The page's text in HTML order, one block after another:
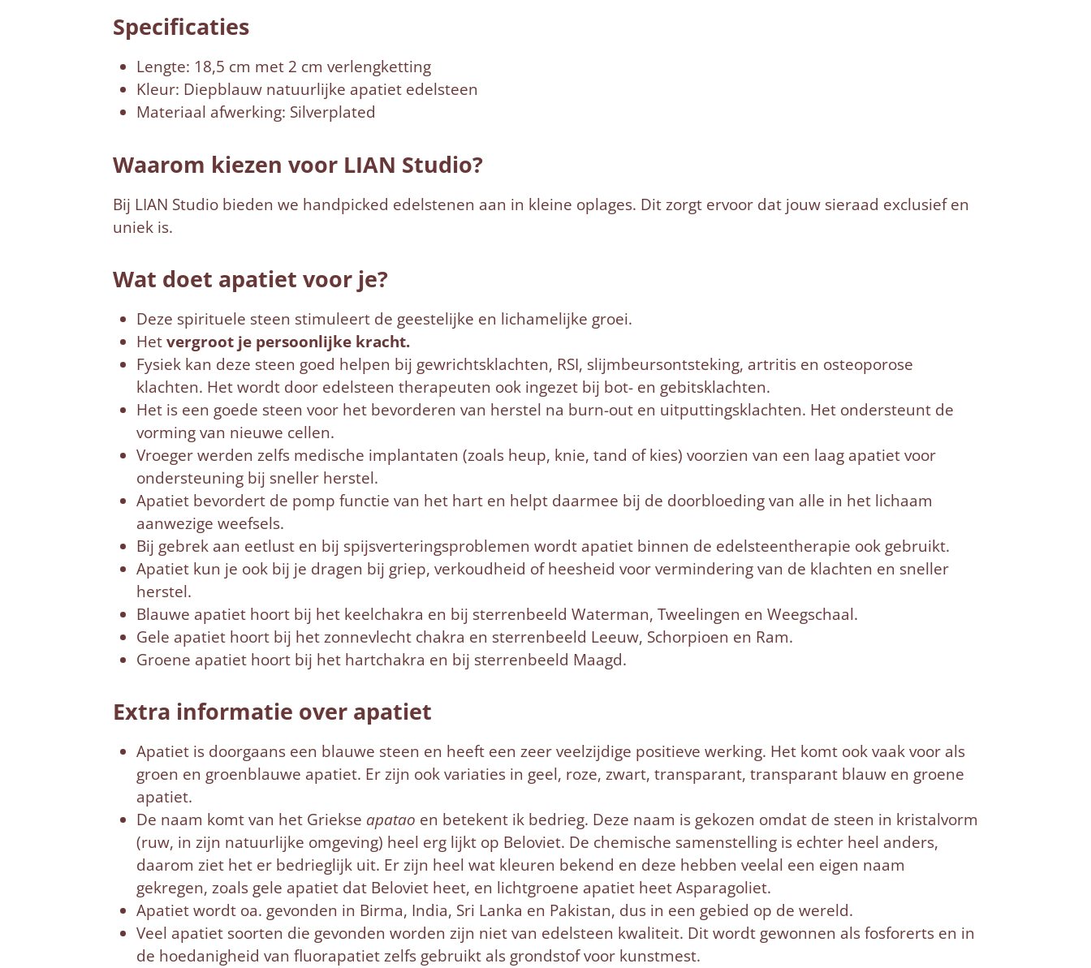
Specificaties
Lengte: 18,5 cm met 2 cm verlengketting
Kleur: Diepblauw natuurlijke apatiet edelsteen
Materiaal afwerking: Silverplated
Waarom kiezen voor LIAN Studio?
Bij LIAN Studio bieden we handpicked edelstenen aan in kleine oplages. Dit zorgt ervoor dat jouw sieraad exclusief en
uniek is.
Wat doet apatiet voor je?
Deze spirituele steen stimuleert de geestelijke en lichamelijke groei.
Hetvergroot je persoonlijke kracht.
Fysiek kan deze steen goed helpen bij gewrichtsklachten, RSI, slijmbeursontsteking, artritis en osteoporose
klachten. Het wordt door edelsteen therapeuten ook ingezet bij bot- en gebitsklachten.
Het is een goede steen voor het bevorderen van herstel na burn-out en uitputtingsklachten. Het ondersteunt de
vorming van nieuwe cellen.
Vroeger werden zelfs medische implantaten (zoals heup, knie, tand of kies) voorzien van een laag apatiet voor
ondersteuning bij sneller herstel.
Apatiet bevordert de pomp functie van het hart en helpt daarmee bij de doorbloeding van alle in het lichaam
aanwezige weefsels.
Bij gebrek aan eetlust en bij spijsverteringsproblemen wordt apatiet binnen de edelsteentherapie ook gebruikt.
Apatiet kun je ook bij je dragen bij griep, verkoudheid of heesheid voor vermindering van de klachten en sneller
herstel.
Blauwe apatiet hoort bij het keelchakra en bij sterrenbeeld Waterman, Tweelingen en Weegschaal.
Gele apatiet hoort bij het zonnevlecht chakra en sterrenbeeld Leeuw, Schorpioen en Ram.
Groene apatiet hoort bij het hartchakra en bij sterrenbeeld Maagd.
Extra informatie over apatiet
Apatiet is doorgaans een blauwe steen en heeft een zeer veelzijdige positieve werking. Het komt ook vaak voor als
groen en groenblauwe apatiet. Er zijn ook variaties in geel, roze, zwart, transparant, transparant blauw en groene
apatiet.
De naam komt van het Griekse apatao en betekent ik bedrieg. Deze naam is gekozen omdat de steen in kristalvorm
(ruw, in zijn natuurlijke omgeving) heel erg lijkt op Beloviet. De chemische samenstelling is echter heel anders,
daarom ziet het er bedrieglijk uit. Er zijn heel wat kleuren bekend en deze hebben veelal een eigen naam
gekregen, zoals gele apatiet dat Beloviet heet, en lichtgroene apatiet heet Asparagoliet.
Apatiet wordt oa. gevonden in Birma, India, Sri Lanka en Pakistan, dus in een gebied op de wereld.
Veel apatiet soorten die gevonden worden zijn niet van edelsteen kwaliteit. Dit wordt gewonnen als fosforerts en in
de hoedanigheid van fluorapatiet zelfs gebruikt als grondstof voor kunstmest.